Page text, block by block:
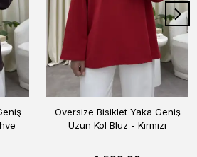
Oversize Bisiklet Yaka Geniş
Uzun Kol Bluz - Kırmızı